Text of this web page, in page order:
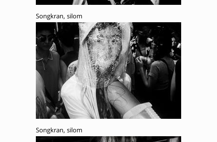
Songkran, silom
Songkran, silom